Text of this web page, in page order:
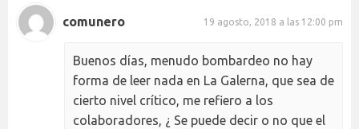
comunero 19 agosto, 2018 a las 12:00 pm
Buenos días, menudo bombardeo no hay
forma de leer nada en La Galerna, que sea de
cierto nivel crítico, me refiero a los
colaboradores, ¿ Se puede decir o no que el